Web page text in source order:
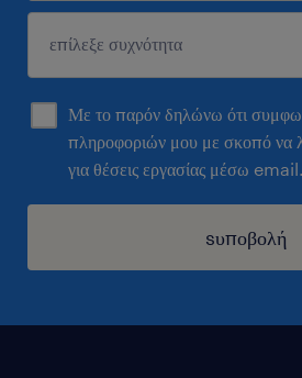
Με το παρόν δηλώνω ότι
πληροφοριών μου με σκοπό να
για θέσεις εργασίας μέσω email.
sυποβολή